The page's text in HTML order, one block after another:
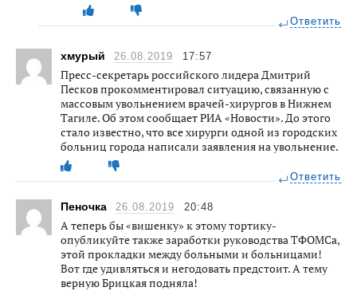
Ответить
хмурый 26.08.2019 17:57
Пресс-секретарь российского лидера Дмитрий
Песков прокомментировал ситуацию, связанную с
массовым увольнением врачей-хирургов в Нижнем
Тагиле. Об этом сообщает РИА «Новости». До этого
стало известно, что все хирурги одной из городских
больниц города написали заявления на увольнение.
Ответить
Пеночка 26.08.2019 20:48
А теперь бы «вишенку» к этому тортику-
опубликуйте также заработки руководства ТФОМСа,
этой прокладки между больными и больницами!
Вот где удивляться и негодовать предстоит. А тему
верную Брицкая подняла!